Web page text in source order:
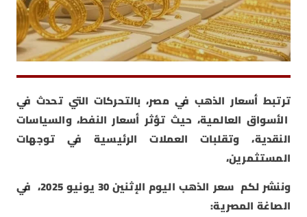
ترتبط أسعار الذهب في مصر، بالتحركات التي تحدث في
الأسواق العالمية، حيث تؤثر أسعار النفط، والسياسات
النقدية، وتقلبات العملات الرئيسية في توجهات
المستثمرين،
وننشر لكم سعر الذهب اليوم الإثنين 30 يونيو 2025، في
الصاغة المصرية: